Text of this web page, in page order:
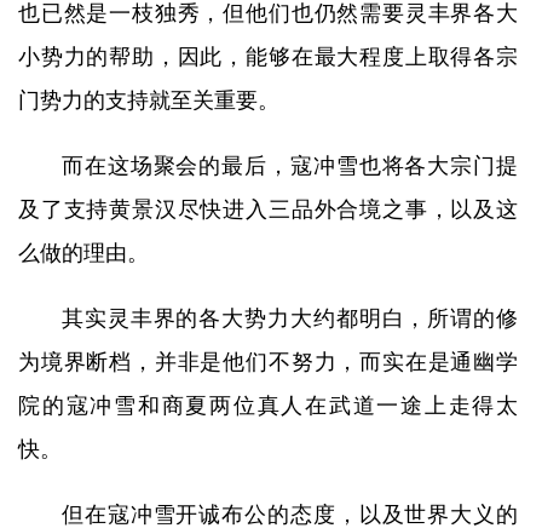
也已然是一枝独秀，但他们也仍然需要灵丰界各大
小势力的帮助，因此，能够在最大程度上取得各宗
门势力的支持就至关重要。
而在这场聚会的最后，寇冲雪也将各大宗门提
及了支持黄景汉尽快进入三品外合境之事，以及这
么做的理由。
其实灵丰界的各大势力大约都明白，所谓的修
为境界断档，并非是他们不努力，而实在是通幽学
院的寇冲雪和商夏两位真人在武道一途上走得太
快。
但在寇冲雪开诚布公的态度，以及世界大义的